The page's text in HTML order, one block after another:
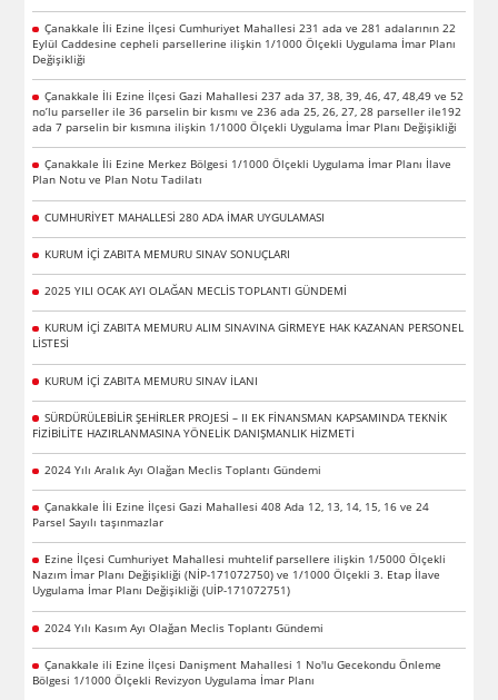
Çanakkale İli Ezine İlçesi Cumhuriyet Mahallesi 231 ada ve 281 adalarının 22
Eylül Caddesine cepheli parsellerine ilişkin 1/1000 Ölçekli Uygulama İmar Planı
Değişikliği
Çanakkale İli Ezine İlçesi Gazi Mahallesi 237 ada 37, 38, 39, 46, 47, 48,49 ve 52
no’lu parseller ile 36 parselin bir kısmı ve 236 ada 25, 26, 27, 28 parseller ile192
ada 7 parselin bir kısmına ilişkin 1/1000 Ölçekli Uygulama İmar Planı Değişikliği
Çanakkale İli Ezine Merkez Bölgesi 1/1000 Ölçekli Uygulama İmar Planı İlave
Plan Notu ve Plan Notu Tadilatı
CUMHURİYET MAHALLESİ 280 ADA İMAR UYGULAMASI
KURUM İÇİ ZABITA MEMURU SINAV SONUÇLARI
2025 YILI OCAK AYI OLAĞAN MECLİS TOPLANTI GÜNDEMİ
KURUM İÇİ ZABITA MEMURU ALIM SINAVINA GİRMEYE HAK KAZANAN PERSONEL
LİSTESİ
KURUM İÇİ ZABITA MEMURU SINAV İLANI
SÜRDÜRÜLEBİLİR ŞEHİRLER PROJESİ – II EK FİNANSMAN KAPSAMINDA TEKNİK
FİZİBİLİTE HAZIRLANMASINA YÖNELİK DANIŞMANLIK HİZMETİ
2024 Yılı Aralık Ayı Olağan Meclis Toplantı Gündemi
Çanakkale İli Ezine İlçesi Gazi Mahallesi 408 Ada 12, 13, 14, 15, 16 ve 24
Parsel Sayılı taşınmazlar
Ezine İlçesi Cumhuriyet Mahallesi muhtelif parsellere ilişkin 1/5000 Ölçekli
Nazım İmar Planı Değişikliği (NİP-171072750) ve 1/1000 Ölçekli 3. Etap İlave
Uygulama İmar Planı Değişikliği (UİP-171072751)
2024 Yılı Kasım Ayı Olağan Meclis Toplantı Gündemi
Çanakkale ili Ezine İlçesi Danişment Mahallesi 1 No'lu Gecekondu Önleme
Bölgesi 1/1000 Ölçekli Revizyon Uygulama İmar Planı